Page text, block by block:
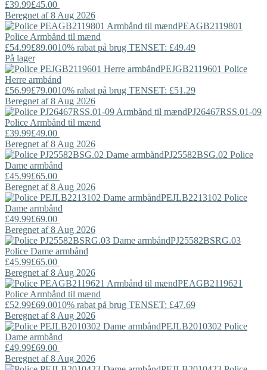
£39.99£45.00
Beregnet af 8 Aug 2026
PEAGB2119801
Police Armbånd til mænd
£54.99£89.0010% rabat på brug TENSET: £49.49
På lager
PEJGB2119601 Police
Herre armbånd
£56.99£79.0010% rabat på brug TENSET: £51.29
Beregnet af 8 Aug 2026
PJ26467RSS.01-09
Police Armbånd til mænd
£39.99£49.00
Beregnet af 8 Aug 2026
PJ25582BSG.02 Police
Dame armbånd
£45.99£65.00
Beregnet af 8 Aug 2026
PEJLB2213102 Police
Dame armbånd
£49.99£69.00
Beregnet af 8 Aug 2026
PJ25582BSRG.03
Police Dame armbånd
£45.99£65.00
Beregnet af 8 Aug 2026
PEAGB2119621
Police Armbånd til mænd
£52.99£69.0010% rabat på brug TENSET: £47.69
Beregnet af 8 Aug 2026
PEJLB2010302 Police
Dame armbånd
£49.99£69.00
Beregnet af 8 Aug 2026